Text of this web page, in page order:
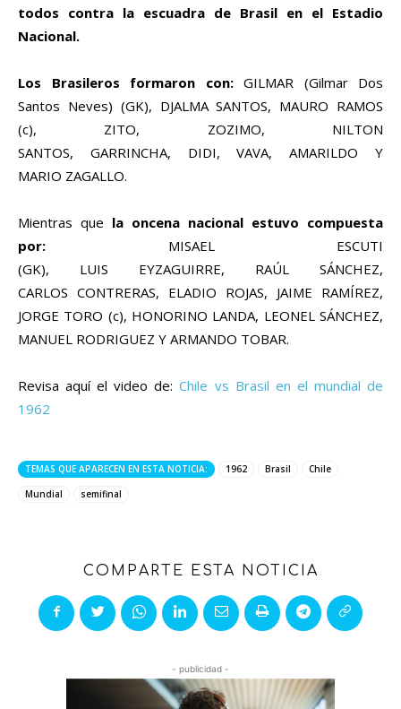
todos contra la escuadra de Brasil en el Estadio
Nacional.
Los Brasileros formaron con:GILMAR (Gilmar Dos
Santos Neves) (GK), DJALMA SANTOS, MAURO RAMOS
(c), ZITO, ZOZIMO, NILTON
SANTOS, GARRINCHA, DIDI, VAVA, AMARILDO Y
MARIO ZAGALLO.
Mientras que la oncena nacional estuvo compuesta
por: MISAEL ESCUTI
(GK), LUIS EYZAGUIRRE, RAÚL SÁNCHEZ,
CARLOS CONTRERAS, ELADIO ROJAS, JAIME RAMÍREZ,
JORGE TORO (c), HONORINO LANDA, LEONEL SÁNCHEZ,
MANUEL RODRIGUEZ Y ARMANDO TOBAR.
Revisa aquí el video de:Chile vs Brasil en el mundial de
1962
TEMAS QUE APARECEN EN ESTA NOTICIA: 1962 Brasil
Chile
Mundial
semifinal
COMPARTE ESTA NOTICIA
- publicidad -